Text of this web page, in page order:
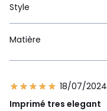
Style
Matière
18/07/2024
Imprimé tres elegant